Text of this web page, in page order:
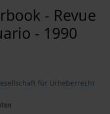
- Revue
- 1990
für Urheberrecht